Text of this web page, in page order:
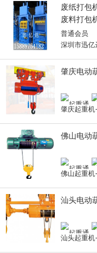
废纸打包
废料打包
普通会员
深圳市迅亿
肇庆电动
肇庆起重
佛山电动
佛山起重
汕头电动
汕头起重